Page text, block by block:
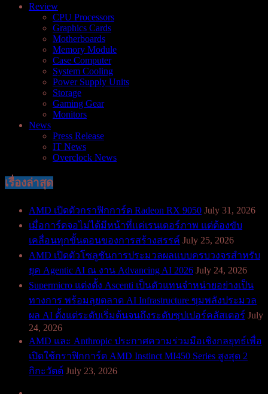
Review
CPU Processors
Graphics Cards
Motherboards
Memory Module
Case Computer
System Cooling
Power Supply Units
Storage
Gaming Gear
Monitors
News
Press Release
IT News
Overclock News
เรื่องล่าสุด
AMD เปิดตัวกราฟิกการ์ด Radeon RX 9050 July 31, 2026
เมื่อการ์ดจอไม่ได้มีหน้าที่แค่เรนเดอร์ภาพ แต่ต้องขับ
เคลื่อนทุกขั้นตอนของการสร้างสรรค์ July 25, 2026
AMD เปิดตัวโซลูชันการประมวลผลแบบครบวงจรสำหรับ
ยุค Agentic AI ณ งาน Advancing AI 2026 July 24, 2026
Supermicro แต่งตั้ง Ascenti เป็นตัวแทนจำหน่ายอย่างเป็น
ทางการ พร้อมลุยตลาด AI Infrastructure ขุมพลังประมวล
ผล AI ตั้งแต่ระดับเริ่มต้นจนถึงระดับซุปเปอร์คลัสเตอร์ July
24, 2026
AMD และ Anthropic ประกาศความร่วมมือเชิงกลยุทธ์เพื่อ
เปิดใช้กราฟิกการ์ด AMD Instinct MI450 Series สูงสุด 2
กิกะวัตต์ July 23, 2026